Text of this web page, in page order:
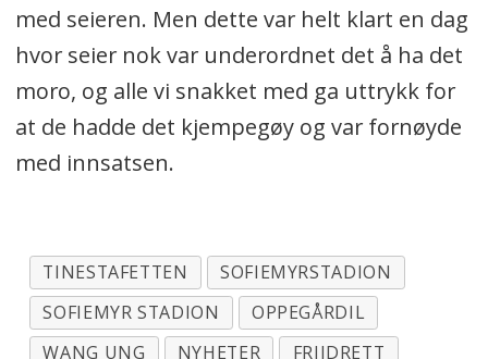
med seieren. Men dette var helt klart en dag
hvor seier nok var underordnet det å ha det
moro, og alle vi snakket med ga uttrykk for
at de hadde det kjempegøy og var fornøyde
med innsatsen.
TINESTAFETTEN
SOFIEMYRSTADION
SOFIEMYR STADION
OPPEGÅRDIL
WANG UNG
NYHETER FRIIDRETT